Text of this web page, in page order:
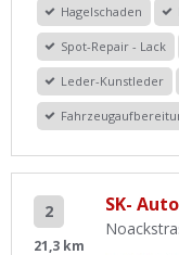
Hagelschaden
Spot-Repair - Lack
Leder-Kunstleder
2
21,3 km
SK-